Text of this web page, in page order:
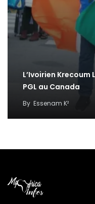
L’Ivoirien Krecoum
PGL au Canada
By Essenam K²